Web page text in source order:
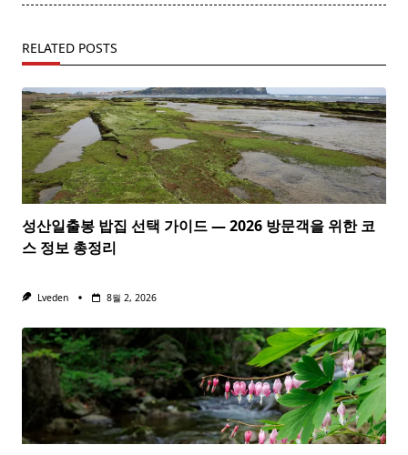
RELATED POSTS
성산일출봉 밥집 선택 가이드 — 2026 방문객을 위한 코
스 정보 총정리
Lveden 8월 2, 2026